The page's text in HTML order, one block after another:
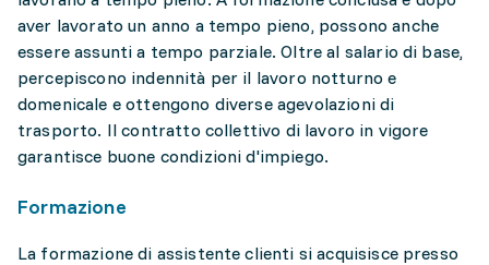
aver lavorato un anno a tempo pieno, possono anche
essere assunti a tempo parziale. Oltre al salario di base,
percepiscono indennità per il lavoro notturno e
domenicale e ottengono diverse agevolazioni di
trasporto. Il contratto collettivo di lavoro in vigore
garantisce buone condizioni d'impiego.
Formazione
La formazione di assistente clienti si acquisisce presso